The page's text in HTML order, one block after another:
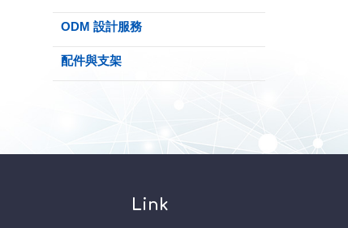
ODM 設計服務
配件與支架
Link